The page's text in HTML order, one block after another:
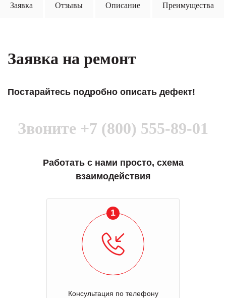
Заявка Отзывы Описание Преимущества
Заявка на ремонт
Постарайтесь подробно описать дефект!
Звоните +7 (800) 555-89-01
Работать с нами просто, схема
взаимодействия
1
Консультация по телефону